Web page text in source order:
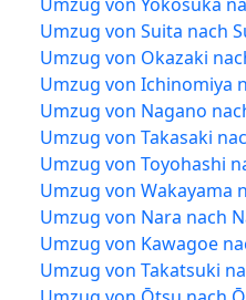
Umzug von Suita nach
Umzug von Okazaki
Umzug von Ichinomiya
Umzug von Nagano
Umzug von Takasaki
Umzug von Toyohashi
Umzug von Wakayama
Umzug von Nara nach
Umzug von Kawagoe
Umzug von Takatsuki